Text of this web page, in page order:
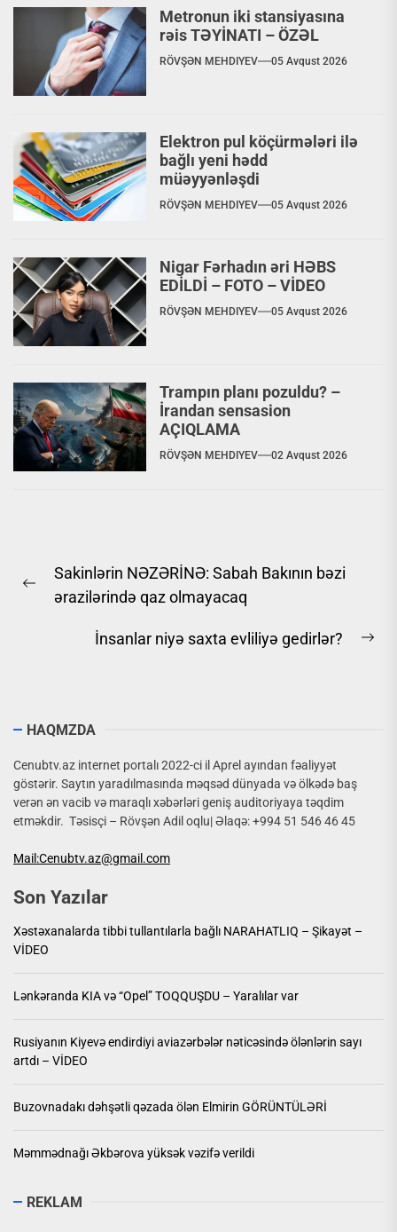
Metronun iki stansiyasına
rəis TƏYİNATI – ÖZƏL
RÖVŞƏN MEHDIYEV 05 Avqust 2026
Elektron pul köçürmələri ilə
bağlı yeni hədd
müəyyənləşdi
RÖVŞƏN MEHDIYEV 05 Avqust 2026
Nigar Fərhadın əri HƏBS
EDİLDİ – FOTO – VİDEO
RÖVŞƏN MEHDIYEV 05 Avqust 2026
Trampın planı pozuldu? –
İrandan sensasion
AÇIQLAMA
RÖVŞƏN MEHDIYEV 02 Avqust 2026
naviqasiyası
Previous
Sakinlərin NƏZƏRİNƏ: Sabah Bakının bəzi
ərazilərində qaz olmayacaq
İnsanlar niyə saxta evliliyə gedirlər?
HAQMZDA
Cenubtv.az internet portalı 2022-ci il Aprel ayından fəaliyyət
göstərir. Saytın yaradılmasında məqsəd dünyada və ölkədə baş
verən ən vacib və maraqlı xəbərləri geniş auditoriyaya təqdim
etməkdir. Təsisçi – Rövşən Adil oqlu| Əlaqə: +994 51 546 46 45
Mail:Cenubtv.az@gmail.com
Son Yazılar
Xəstəxanalarda tibbi tullantılarla bağlı NARAHATLIQ – Şikayət –
VİDEO
Lənkəranda KIA və “Opel” TOQQUŞDU – Yaralılar var
Rusiyanın Kiyevə endirdiyi aviazərbələr nəticəsində ölənlərin sayı
artdı – VİDEO
Buzovnadakı dəhşətli qəzada ölən Elmirin GÖRÜNTÜLƏRİ
Məmmədnağı Əkbərova yüksək vəzifə verildi
REKLAM